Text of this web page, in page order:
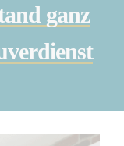
ganz